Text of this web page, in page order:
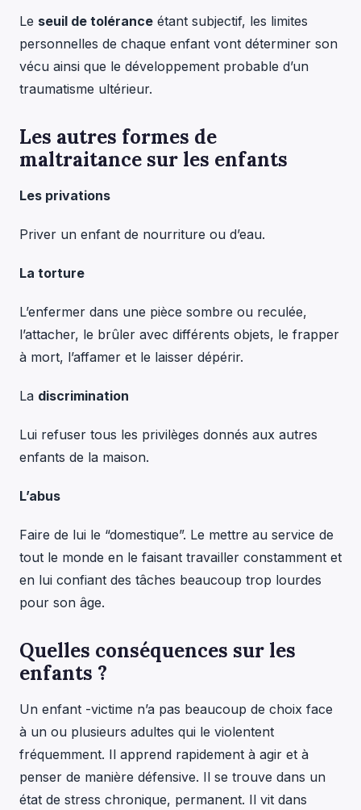
Le seuil de tolérance étant subjectif, les limites
personnelles de chaque enfant vont déterminer son
vécu ainsi que le développement probable d’un
traumatisme ultérieur.
Les autres formes de
maltraitance sur les enfants
Les privations
Priver un enfant de nourriture ou d’eau.
La torture
L’enfermer dans une pièce sombre ou reculée,
l’attacher, le brûler avec différents objets, le frapper
à mort, l’affamer et le laisser dépérir.
La discrimination
Lui refuser tous les privilèges donnés aux autres
enfants de la maison.
L’abus
Faire de lui le “domestique”. Le mettre au service de
tout le monde en le faisant travailler constamment et
en lui confiant des tâches beaucoup trop lourdes
pour son âge.
Quelles conséquences sur les
enfants ?
Un enfant -victime n’a pas beaucoup de choix face
à un ou plusieurs adultes qui le violentent
fréquemment. Il apprend rapidement à agir et à
penser de manière défensive. Il se trouve dans un
état de stress chronique, permanent. Il vit dans